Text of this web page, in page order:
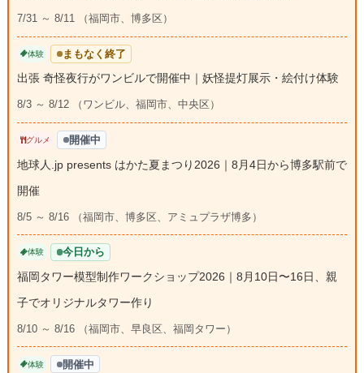
7/31 ～ 8/11 （福岡市、博多区）
体験 まもなく終了
出張 奇怪夜行がワンビルで開催中｜妖怪提灯展示・絵付け体験
8/3 ～ 8/12 （ワンビル、福岡市、中央区）
グルメ 開催中
地球人.jp presents はかた夏まつり2026｜8月4日から博多駅前で
開催
8/5 ～ 8/16 （福岡市、博多区、アミュプラザ博多）
体験 今日から
福岡タワー模型制作ワークショップ2026｜8月10日〜16日、親
子でオリジナルタワー作り
8/10 ～ 8/16 （福岡市、早良区、福岡タワー）
体験 開催中